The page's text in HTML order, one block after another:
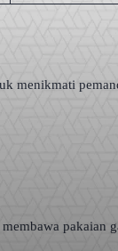
menikmati
pakaian